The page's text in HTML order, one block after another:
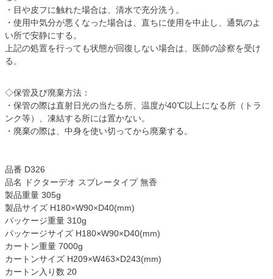
・目や皮フに触れた場合は、清水で充分洗う。
・使用中気分が悪くなった場合は、直ちに使用を中止し、通気のよ
い所で安静にする。
上記の処置を行っても状態が回復しない場合は、医師の診察を受け
る。
◇保管及び廃棄方法：
・保管の際は直射日光の当たる所、温度が40℃以上になる所（トラ
ンク等）、凍結する所には置かない。
・廃棄の際は、中身を使い切ってから廃棄する。
品番 D326
品名 ドクターデオ スプレータイプ 無香
製品重量 305g
製品サイズ H180×W90×D40(mm)
パッケージ重量 310g
パッケージサイズ H180×W90×D40(mm)
カートン重量 7000g
カートンサイズ H209×W463×D243(mm)
カートン入り数 20